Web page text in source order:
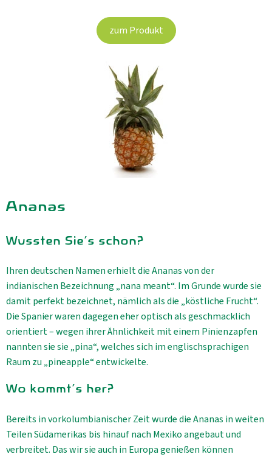
zum Produkt
Ananas
Wussten Sie's schon?
Ihren deutschen Namen erhielt die Ananas von der
indianischen Bezeichnung „nana meant“. Im Grunde wurde sie
damit perfekt bezeichnet, nämlich als die „köstliche Frucht“.
Die Spanier waren dagegen eher optisch als geschmacklich
orientiert – wegen ihrer Ähnlichkeit mit einem Pinienzapfen
nannten sie sie „pina“, welches sich im englischsprachigen
Raum zu „pineapple“ entwickelte.
Wo kommt's her?
Bereits in vorkolumbianischer Zeit wurde die Ananas in weiten
Teilen Südamerikas bis hinauf nach Mexiko angebaut und
verbreitet. Das wir sie auch in Europa genießen können